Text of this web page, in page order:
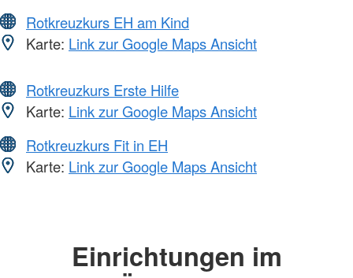
Rotkreuzkurs EH am Kind
Karte: Link zur Google Maps Ansicht
Rotkreuzkurs Erste Hilfe
Karte: Link zur Google Maps Ansicht
Rotkreuzkurs Fit in EH
Karte: Link zur Google Maps Ansicht
Einrichtungen im